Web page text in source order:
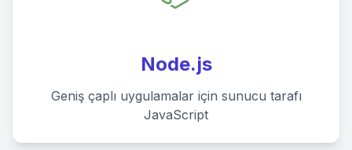
Node.js
Geniş çaplı uygulamalar için sunucu tarafı
JavaScript